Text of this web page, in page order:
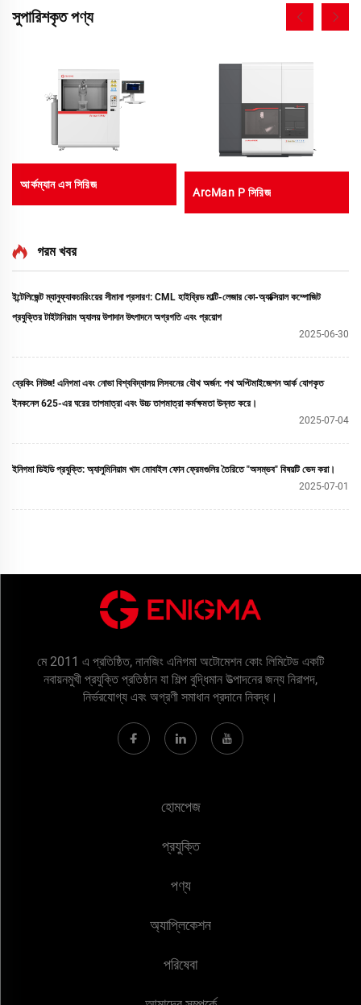
সুপারিশকৃত পণ্য
আর্কম্যান এস সিরিজ
ArcMan P সিরিজ
গরম খবর
ইন্টেলিজেন্ট ম্যানুফ্যাকচারিংয়ের সীমানা প্রসারণ: CML হাইব্রিড মাল্টি-লেজার কো-অ্যাক্সিয়াল কম্পোজিট
প্রযুক্তির টাইটানিয়াম অ্যালয় উপাদান উৎপাদনে অগ্রগতি এবং প্রয়োগ
2025-06-30
ব্রেকিং নিউজ! এনিগমা এবং নোভা বিশ্ববিদ্যালয় লিসবনের যৌথ অর্জন: পথ অপ্টিমাইজেশন আর্ক যোগকৃত
ইনকনেল 625-এর ঘরের তাপমাত্রা এবং উচ্চ তাপমাত্রা কর্মক্ষমতা উন্নত করে।
2025-07-04
ইনিগমা ডিইডি প্রযুক্তি: অ্যালুমিনিয়াম খাদ মোবাইল ফোন ফ্রেমগুলির তৈরিতে "অসম্ভব" বিষয়টি ভেদ করা।
2025-07-01
মে 2011 এ প্রতিষ্ঠিত, নানজিং এনিগমা অটোমেশন কোং লিমিটেড একটি
নবায়নমুখী প্রযুক্তি প্রতিষ্ঠান যা শিল্প বুদ্ধিমান উত্পাদনের জন্য নিরাপদ,
নির্ভরযোগ্য এবং অগ্রণী সমাধান প্রদানে নিবদ্ধ।
হোমপেজ
প্রযুক্তি
পণ্য
অ্যাপ্লিকেশন
পরিষেবা